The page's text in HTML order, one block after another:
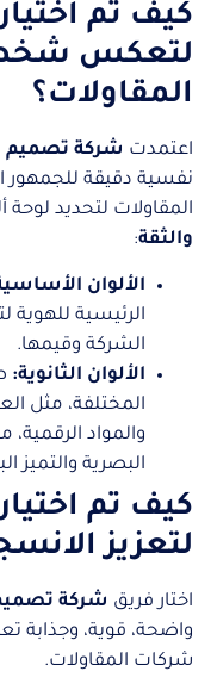
كيف تم
لتعكس
المقاولات؟
اعتمدت شركة تصميم
نفسية دقيقة
المقاولات لتحديد
والثقة:
الألوان
الرئيسية
الشركة وقيمها.
الألوان الثانوية:
المختلفة، مثل
والمواد
البصرية
كيف تم
لتعزيز
اختار فريق شركة
واضحة، قوية، وجذابة
شركات المقاولات.